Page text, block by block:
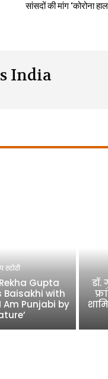
सांसदों की मांग ‘कोरोना
India
स्टोरी
Gupta
Baisakhi with
Am Punjabi by
डॉ.